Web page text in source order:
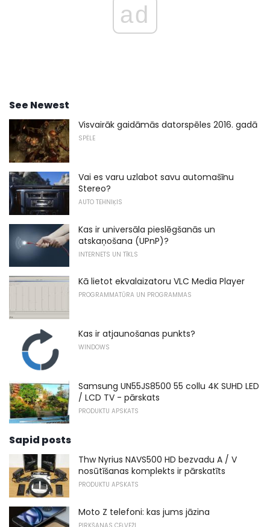
ad
See Newest
Visvairāk gaidāmās datorspēles 2016. gadā
SPĒLE
Vai es varu uzlabot savu automašīnu
Stereo?
AUTO TEHNIĶIS
Kas ir universāla pieslēgšanās un
atskaņošana (UPnP)?
INTERNETS UN TĪKLS
Kā lietot ekvalaizatoru VLC Media Player
PROGRAMMATŪRA UN PROGRAMMAS
Kas ir atjaunošanas punkts?
WINDOWS
Samsung UN55JS8500 55 collu 4K SUHD LED
/ LCD TV - pārskats
PRODUKTU APSKATS
Sapid posts
Thw Nyrius NAVS500 HD bezvadu A / V
nosūtīšanas komplekts ir pārskatīts
PRODUKTU APSKATS
Moto Z telefoni: kas jums jāzina